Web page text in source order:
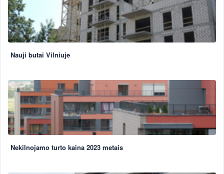
Nauji butai Vilniuje
Nekilnojamo turto kaina 2023 metais